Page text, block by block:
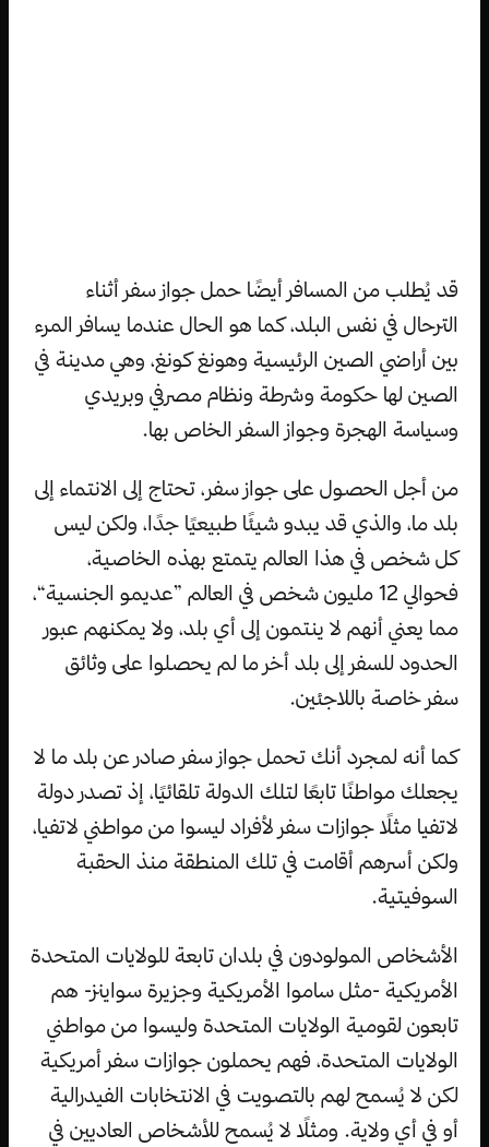
قد يُطلب من المسافر أيضًا حمل جواز سفر أثناء
الترحال في نفس البلد، كما هو الحال عندما يسافر المرء
بين أراضي الصين الرئيسية وهونغ كونغ، وهي مدينة في
الصين لها حكومة وشرطة ونظام مصرفي وبريدي
وسياسة الهجرة وجواز السفر الخاص بها.
من أجل الحصول على جواز سفر، تحتاج إلى الانتماء إلى
بلد ما، والذي قد يبدو شيئًا طبيعيًا جدًا، ولكن ليس
كل شخص في هذا العالم يتمتع بهذه الخاصية،
فحوالي 12 مليون شخص في العالم ”عديمو الجنسية“،
مما يعني أنهم لا ينتمون إلى أي بلد، ولا يمكنهم عبور
الحدود للسفر إلى بلد أخر ما لم يحصلوا على وثائق
سفر خاصة باللاجئين.
كما أنه لمجرد أنك تحمل جواز سفر صادر عن بلد ما لا
يجعلك مواطنًا تابعًا لتلك الدولة تلقائيًا، إذ تصدر دولة
لاتفيا مثلًا جوازات سفر لأفراد ليسوا من مواطني لاتفيا،
ولكن أسرهم أقامت في تلك المنطقة منذ الحقبة
السوفيتية.
الأشخاص المولودون في بلدان تابعة للولايات المتحدة
الأمريكية -مثل ساموا الأمريكية وجزيرة سواينز- هم
تابعون لقومية الولايات المتحدة وليسوا من مواطني
الولايات المتحدة، فهم يحملون جوازات سفر أمريكية
لكن لا يُسمح لهم بالتصويت في الانتخابات الفيدرالية
أو في أي ولاية. ومثلًا لا يُسمح للأشخاص العاديين في